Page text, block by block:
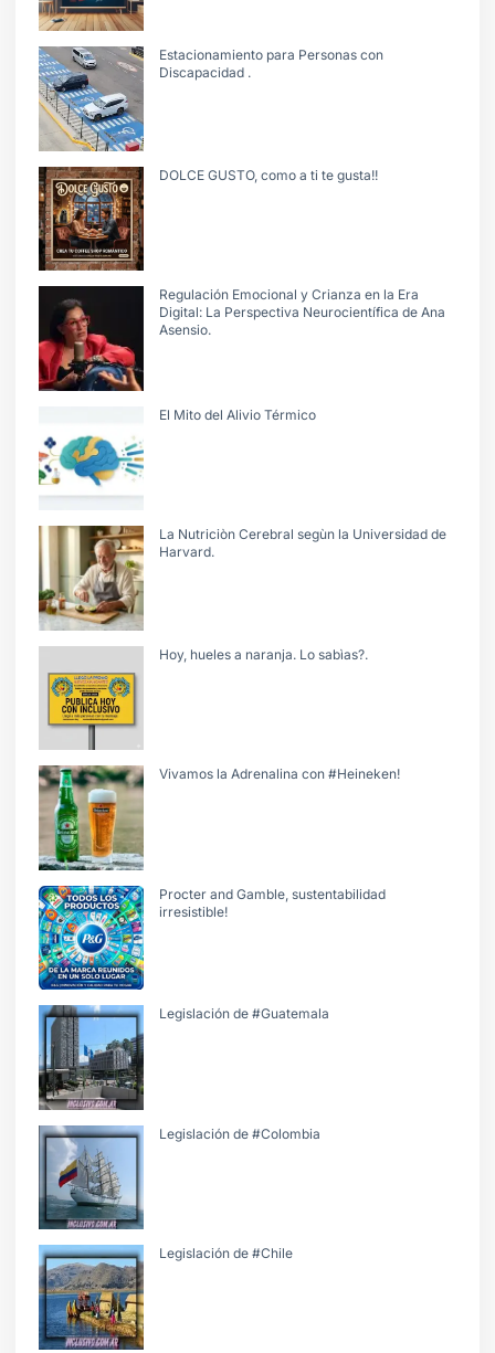
Estacionamiento para Personas con
Discapacidad .
DOLCE GUSTO, como a ti te gusta!!
Regulación Emocional y Crianza en la Era
Digital: La Perspectiva Neurocientífica de Ana
Asensio.
El Mito del Alivio Térmico
La Nutriciòn Cerebral segùn la Universidad de
Harvard.
Hoy, hueles a naranja. Lo sabìas?.
Vivamos la Adrenalina con #Heineken!
Procter and Gamble, sustentabilidad
irresistible!
Legislación de #Guatemala
Legislación de #Colombia
Legislación de #Chile